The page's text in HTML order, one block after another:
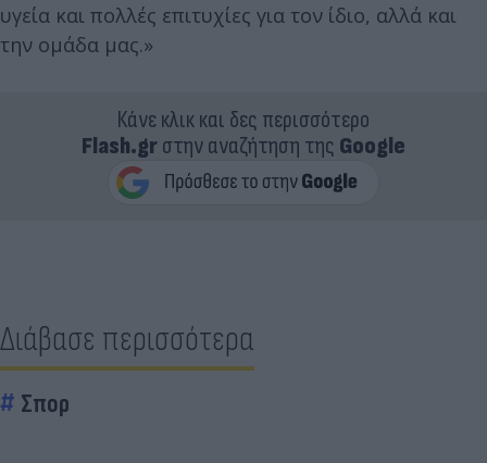
υγεία και πολλές επιτυχίες για τον ίδιο, αλλά και
την ομάδα μας.»
Κάνε κλικ και δες περισσότερο
Flash.grστην αναζήτηση της Google
Διάβασε περισσότερα
Σπορ